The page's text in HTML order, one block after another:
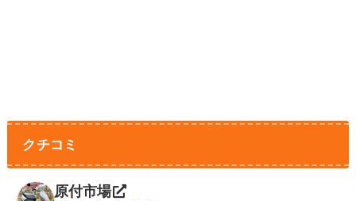
クチコミ
原付市場